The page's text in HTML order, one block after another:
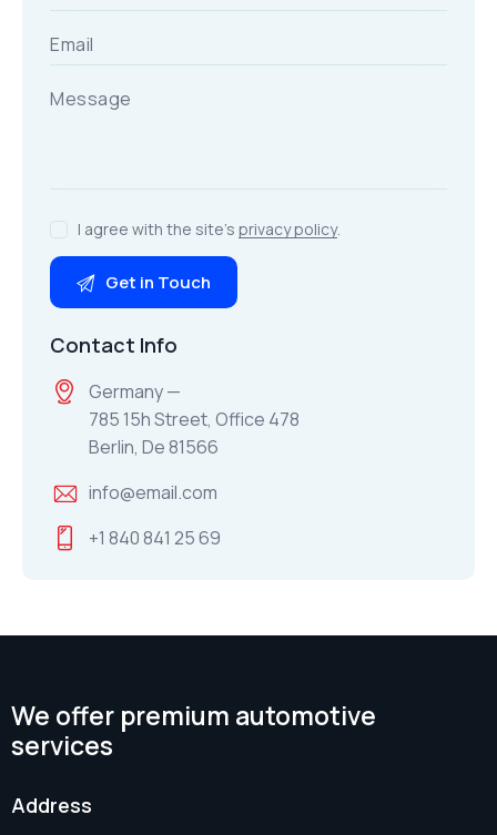
I agree with the site’sprivacy policy.
Contact Info
Germany —
785 15h Street, Office 478
Berlin, De 81566
info@email.com
+1 840 841 25 69
We offer premium automotive
services
Address